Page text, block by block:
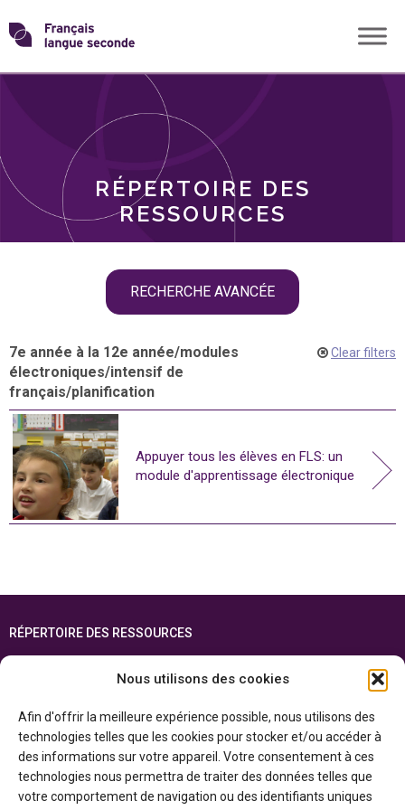
Nous utilisons des cookies
Afin d'offrir la meilleure expérience possible, nous utilisons des
technologies telles que les cookies pour stocker et/ou accéder à
des informations sur votre appareil. Votre consentement à ces
technologies nous permettra de traiter des données telles que
votre comportement de navigation ou des identifiants uniques
Skip
toTransformons
langue
RÉPERTOIRE DES
RESSOURCES
RECHERCHE AVANCÉE
THÈMES
7e année à la 12e année/modules
électroniques/intensif de
français/planification
Clear filters
Appuyer tous les élèves en FLS: un
module d'apprentissage électronique
RÉPERTOIRE DES RESSOURCES
ENGLISH
Cette ressource est réalisée grâce au soutien financier du gouvernement de
l’Ontario et du gouvernement duCanada par l’entremise du ministère du
Patrimoine canadien